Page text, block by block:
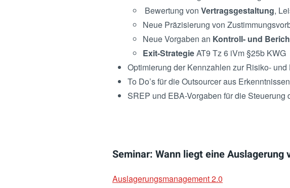
Bewertung von Vertragsgestaltung,
Neue Präzisierung von
Neue Vorgaben an Kontroll- und
Exit-StrategieAT9 Tz 6 iVm §25b KWG
Optimierung der Kennzahlen zur Risiko-
To Do’s für die Outsourcer aus
SREP und EBA-Vorgaben für die Steuerung
Seminar: Wann liegt eine
Auslagerungsmanagement 2.0